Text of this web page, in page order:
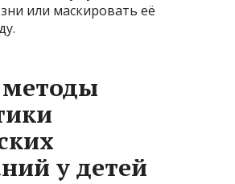
или маскировать её
у детей